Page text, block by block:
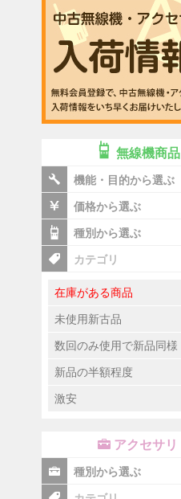
無線機商品
機能・目的から選ぶ
価格から選ぶ
種別から選ぶ
カテゴリ
在庫がある商品
未使用新古品
数回のみ使用で新品同様
新品の半額程度
激安
アクセサリ
種別から選ぶ